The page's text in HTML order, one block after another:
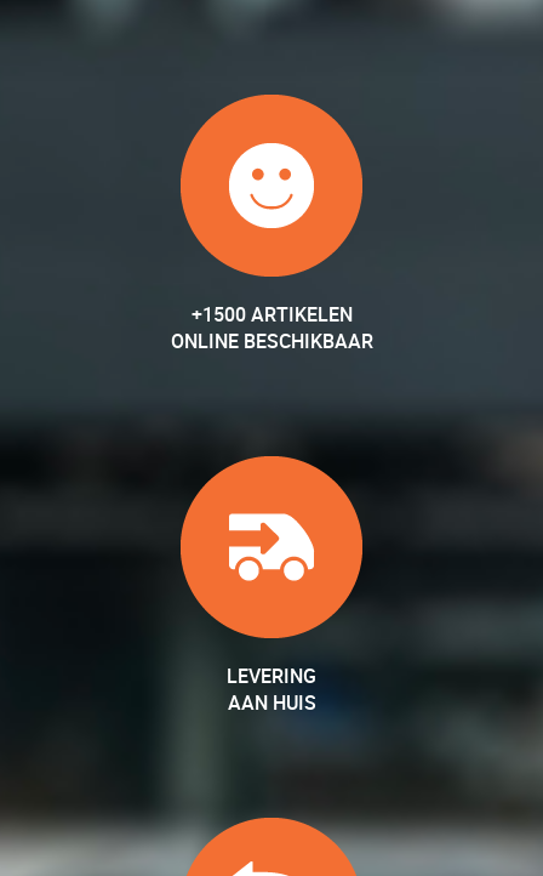
+1500 ARTIKELEN
ONLINE BESCHIKBAAR
LEVERING
AAN HUIS